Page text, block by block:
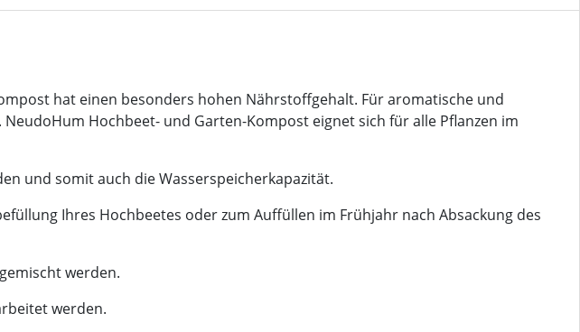
hat einen besonders hohen Nährstoffgehalt. Für aromatische und
Hochbeet- und Garten-Kompost eignet sich für alle Pflanzen im
und somit auch die Wasserspeicherkapazität.
Ihres Hochbeetes oder zum Auffüllen im Frühjahr nach Absackung des
werden.
werden.